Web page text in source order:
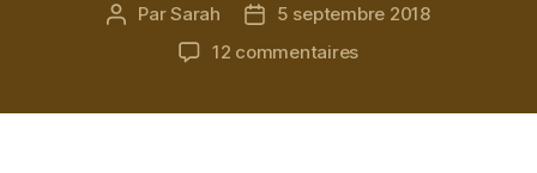
Auteur
ParSarah
Date5 septembre 2018
12 commentairessur